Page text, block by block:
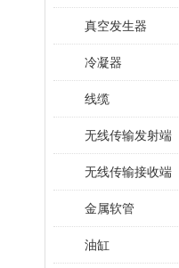
真空发生器
冷凝器
线缆
无线传输发射端
无线传输接收端
金属软管
油缸